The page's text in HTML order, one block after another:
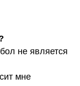
не является
мне